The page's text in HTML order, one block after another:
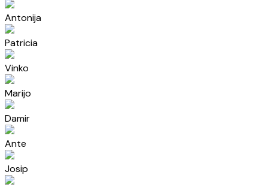
Antonija
Patricia
Vinko
Marijo
Damir
Ante
Josip